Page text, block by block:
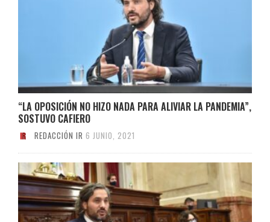
“LA OPOSICIÓN NO HIZO NADA PARA ALIVIAR LA PANDEMIA”,
SOSTUVO CAFIERO
REDACCIÓN IR 6 JUNIO, 2021